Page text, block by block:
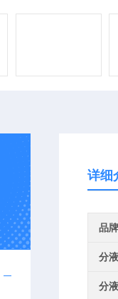
详细
品牌
分
分